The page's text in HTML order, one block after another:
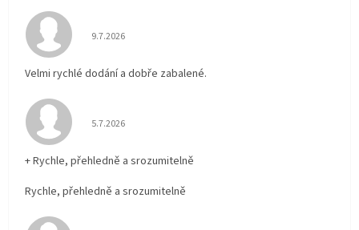
Hodnocení obchodu je 5 z 5 hvězdiček.
9.7.2026
Velmi rychlé dodání a dobře zabalené.
Hodnocení obchodu je 5 z 5 hvězdiček.
5.7.2026
+ Rychle, přehledně a srozumitelně
Rychle, přehledně a srozumitelně